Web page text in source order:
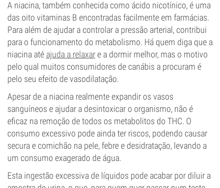
A niacina, também conhecida como ácido nicotínico, é uma
das oito vitaminas B encontradas facilmente em farmácias.
Para além de ajudar a controlar a pressão arterial, contribui
para o funcionamento do metabolismo. Há quem diga que a
niacina até ajuda a relaxare a dormir melhor, mas o motivo
pelo qual muitos consumidores de canábis a procuram é
pelo seu efeito de vasodilatação.
Apesar de a niacina realmente expandir os vasos
sanguíneos e ajudar a desintoxicar o organismo, não é
eficaz na remoção de todos os metabolitos do THC. O
consumo excessivo pode ainda ter riscos, podendo causar
secura e comichão na pele, febre e desidratação, levando a
um consumo exagerado de água.
Esta ingestão excessiva de líquidos pode acabar por diluir a